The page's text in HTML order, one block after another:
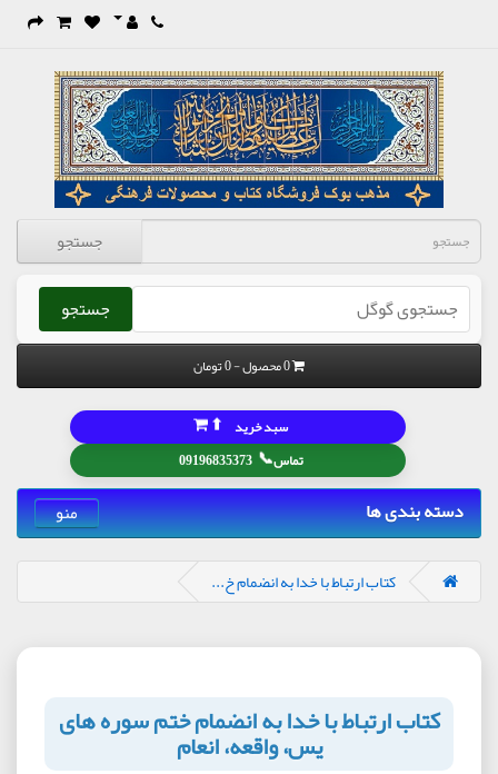
جستجو
جستجو
0 محصول - 0 تومان
تماس📞
09196835373
سبد خرید ⬆
دسته بندی ها منو
کتاب ارتباط با خدا به انضمام خ...
کتاب ارتباط با خدا به انضمام ختم سوره های
یس، واقعه، انعام